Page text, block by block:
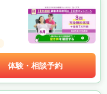
体験・相談予約